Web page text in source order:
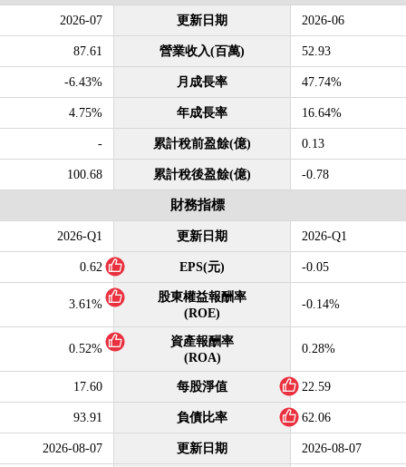
2026-07 更新日期 2026-06
87.61 營業收入(百萬) 52.93
-6.43% 月成長率 47.74%
4.75% 年成長率 16.64%
- 累計稅前盈餘(億) 0.13
100.68 累計稅後盈餘(億) -0.78
財務指標
2026-Q1 更新日期 2026-Q1
0.62 EPS(元) -0.05
3.61%
股東權益報酬率
(ROE)
-0.14%
0.52%
資產報酬率
(ROA)
0.28%
17.60 每股淨值 22.59
93.91 負債比率 62.06
2026-08-07 更新日期 2026-08-07